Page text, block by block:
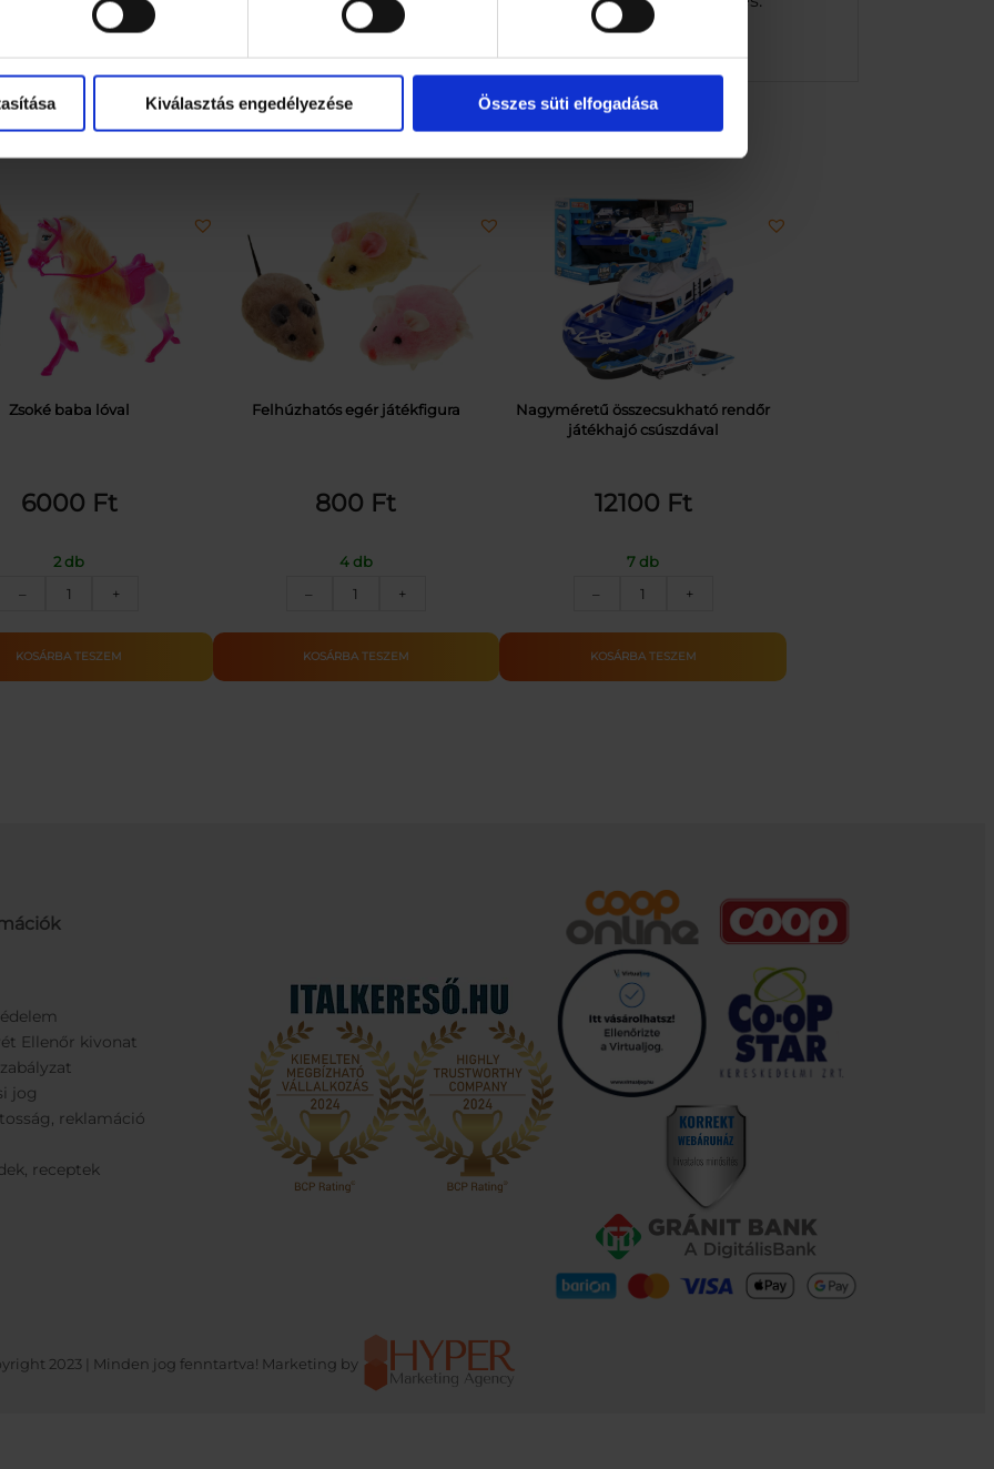
Kiválasztás engedélyezése Összes süti elfogadása
Zsoké baba lóval
6000 Ft
2 db
–
Zsoké
lóval
mennyiség
+
KOSÁRBA TESZEM
Felhúzhatós egér játékfigura
800 Ft
4 db
–
Felhúzhatós
játékfigura
mennyiség
+
KOSÁRBA TESZEM
Nagyméretű összecsukható rendőr
játékhajó csúszdával
12100 Ft
7 db
–
Nagyméretű
rendőr
játékhajó
+
KOSÁRBA TESZEM
Ellenőr kivonat
jog
reklamáció
receptek
2023 | Minden jog fenntartva! Marketing by